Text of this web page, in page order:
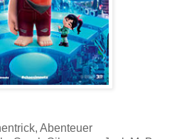
Abenteuer